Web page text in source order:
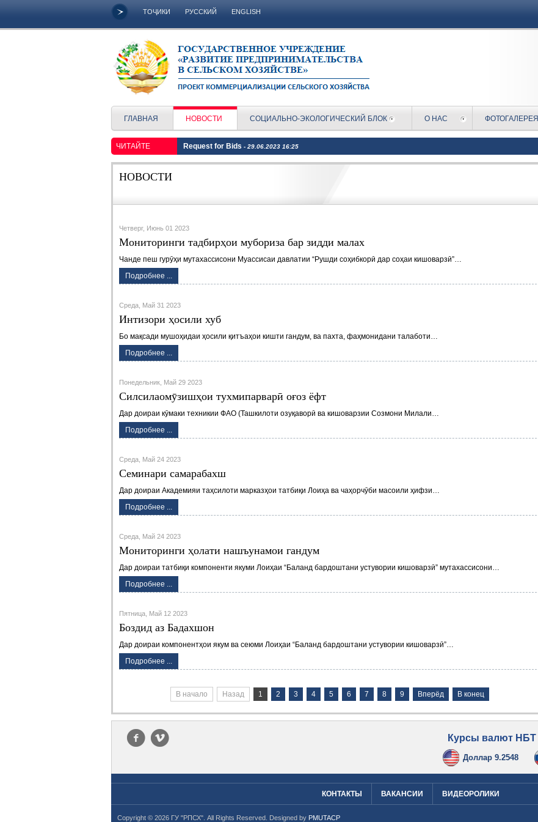
ТОҶИКИ РУССКИЙ ENGLISH
ГЛАВНАЯ НОВОСТИ СОЦИАЛЬНО-ЭКОЛОГИЧЕСКИЙ БЛОК О НАС ФОТОГАЛЕРЕЯ
ЧИТАЙТЕ Request for Bids - 29.06.2023 16:25
НОВОСТИ
Четверг, Июнь 01 2023
Мониторинги тадбирҳои мубориза бар зидди малах
Чанде пеш гурӯҳи мутахассисони Муассисаи давлатии “Рушди соҳибкорӣ дар соҳаи кишоварзӣ”…
Подробнее ...
Среда, Май 31 2023
Интизори ҳосили хуб
Бо мақсади мушоҳидаи ҳосили қитъаҳои кишти гандум, ва пахта, фаҳмонидани талаботи…
Подробнее ...
Понедельник, Май 29 2023
Силсилаомӯзишҳои тухмипарварӣ оғоз ёфт
Дар доираи кӯмаки техникии ФАО (Ташкилоти озуқаворӣ ва кишоварзии Созмони Милали…
Подробнее ...
Среда, Май 24 2023
Семинари самарабахш
Дар доираи Академияи таҳсилоти марказҳои татбиқи Лоиҳа ва чаҳорчӯби масоили ҳифзи…
Подробнее ...
Среда, Май 24 2023
Мониторинги ҳолати нашъунамои гандум
Дар доираи татбиқи компоненти якуми Лоиҳаи “Баланд бардоштани устувории кишоварзӣ” мутахассисони…
Подробнее ...
Пятница, Май 12 2023
Боздид аз Бадахшон
Дар доираи компонентҳои якум ва сеюми Лоиҳаи “Баланд бардоштани устувории кишоварзӣ”…
Подробнее ...
В начало Назад 1 2 3 4 5 6 7 8 9 Вперёд В конец
f v Курсы валют НБТ
Доллар 9.2548
КОНТАКТЫ ВАКАНСИИ ВИДЕОРОЛИКИ
Copyright © 2026 ГУ "РПСХ". All Rights Reserved. Designed by PMUTACP